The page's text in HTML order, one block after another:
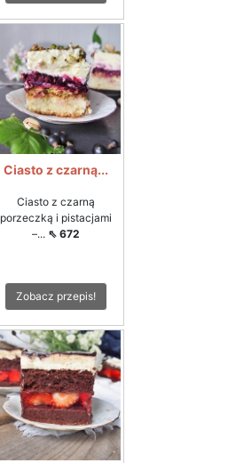
Ciasto z czarną...
Ciasto z czarną
porzeczką i pistacjami
–... ⇖ 672
Zobacz przepis!